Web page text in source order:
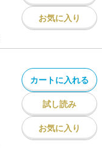
お気に入り
カートに入れる
試し読み
お気に入り